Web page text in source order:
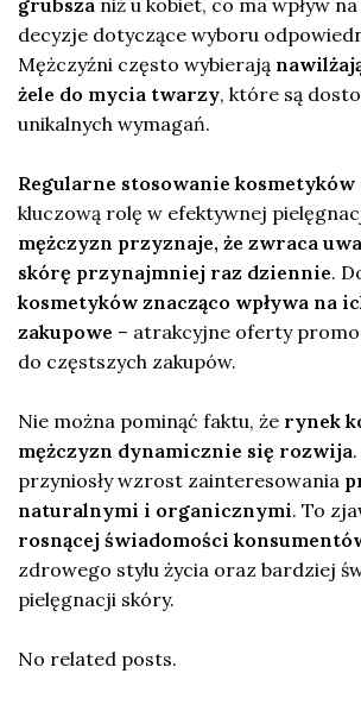
decyzje dotyczące wyboru
Mężczyźni często wybierają
żele do mycia twarzy, które są
unikalnych wymagań.
Regularne stosowanie kosmetyków
kluczową rolę w efektywnej
mężczyzn przyznaje, że zwraca
skórę przynajmniej raz dziennie.
kosmetyków znacząco wpływa na
zakupowe – atrakcyjne oferty
do częstszych zakupów.
Nie można pominąć faktu, że rynek
mężczyzn dynamicznie się rozwija
przyniosły wzrost zainteresowania
naturalnymi i organicznymi. To
rosnącej świadomości
zdrowego stylu życia oraz bardziej
pielęgnacji skóry.
No related posts.